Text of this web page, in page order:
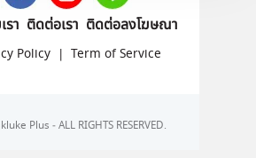
รา ติดต่อเรา ติดต่อลงโฆษณา
Policy | Term of Service
Plus - ALL RIGHTS RESERVED.